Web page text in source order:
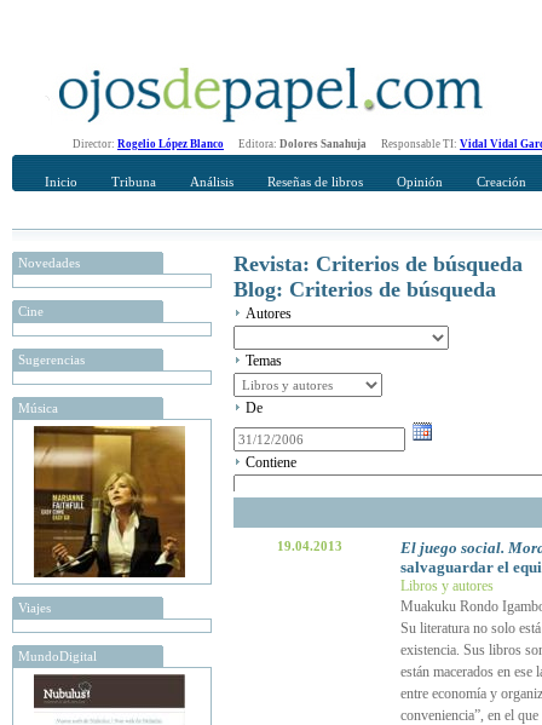
Director: Rogelio López Blanco Editora: Dolores Sanahuja Responsable TI: Vidal Vidal
Inicio Tribuna Análisis Reseñas de libros Opinión Creación
Novedades
Cine
Sugerencias
Música
Viajes
MundoDigital
Revista: Criterios de búsqueda
Blog: Criterios de búsqueda
Autores
Temas
De
Contiene
19.04.2013
El juego social.
salvaguardar el
Libros y autores
Muakuku Rondo
Su literatura no solo
existencia. Sus libros
están macerados en
entre economía y
conveniencia”, en el